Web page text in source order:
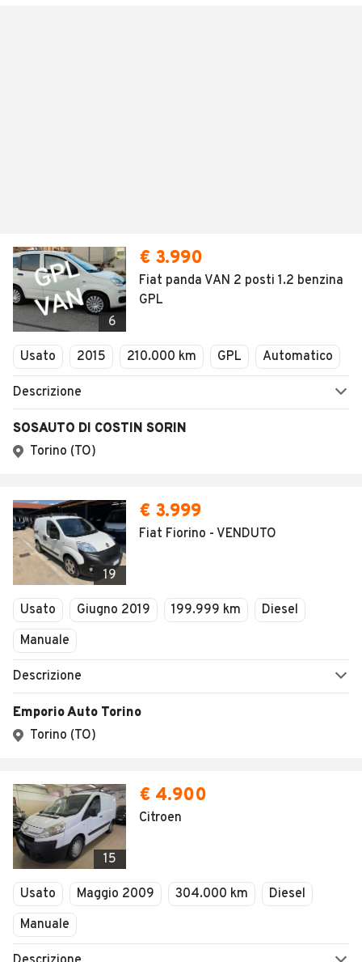
6
€ 3.990
Fiat panda VAN 2 posti 1.2 benzina
GPL
Usato 2015 210.000 km GPL Automatico
Descrizione
SOSAUTO DI COSTIN SORIN
Torino (TO)
19
€ 3.999
Fiat Fiorino - VENDUTO
Usato Giugno 2019 199.999 km
Diesel
Manuale
Descrizione
Emporio Auto Torino
Torino (TO)
15
€ 4.900
Citroen
Usato Maggio 2009 304.000 km
Diesel
Manuale